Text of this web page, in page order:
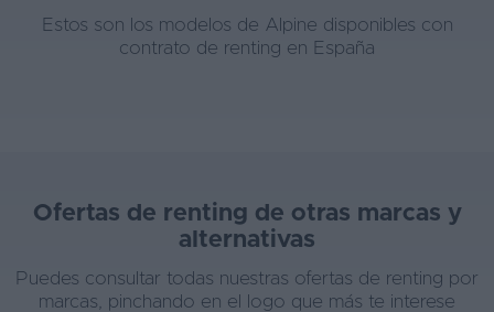
Segunda
Foro
Estos son los modelos de Alpine disponibles con
contrato de renting en España
Ofertas de renting de otras marcas y
alternativas
Puedes consultar todas nuestras ofertas de renting por
marcas, pinchando en el logo que más te interese